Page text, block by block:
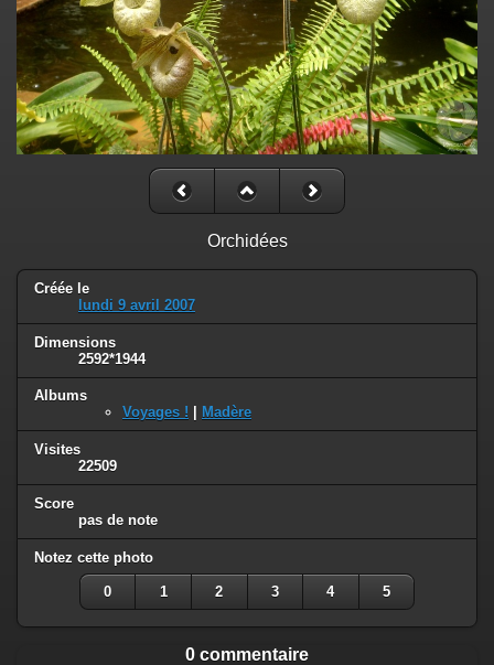
Orchidées
Créée le
lundi 9 avril 2007
Dimensions
2592*1944
Albums
Voyages !
Madère
Visites
22509
Score
pas de note
Notez cette photo
0 1 2 3 4 5
0 commentaire